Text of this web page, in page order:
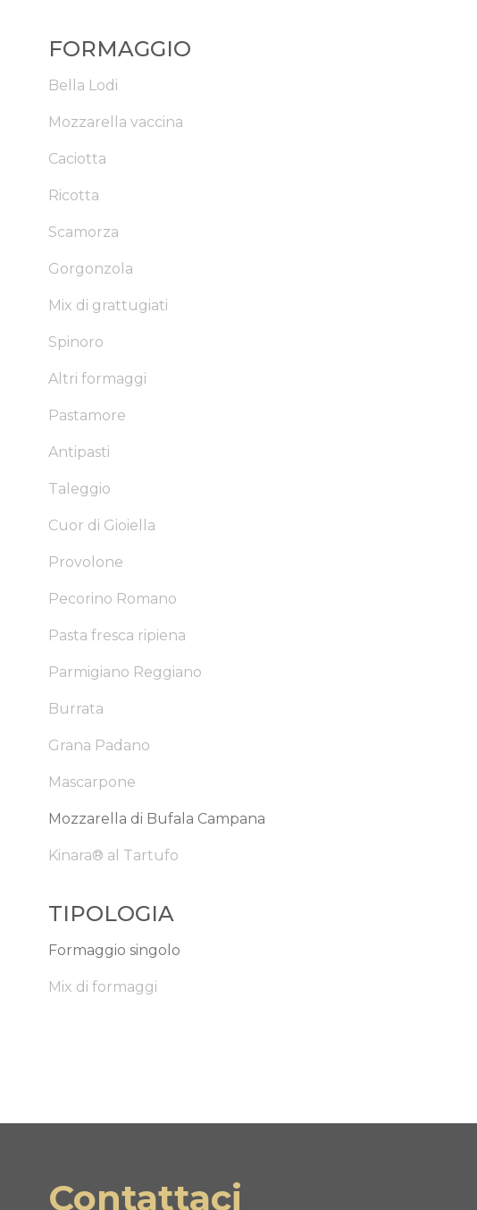
FORMAGGIO
Bella Lodi
Mozzarella vaccina
Caciotta
Ricotta
Scamorza
Gorgonzola
Mix di grattugiati
Spinoro
Altri formaggi
Pastamore
Antipasti
Taleggio
Cuor di Gioiella
Provolone
Pecorino Romano
Pasta fresca ripiena
Parmigiano Reggiano
Burrata
Grana Padano
Mascarpone
Mozzarella di Bufala Campana
Kinara® al Tartufo
TIPOLOGIA
Formaggio singolo
Mix di formaggi
Contattaci